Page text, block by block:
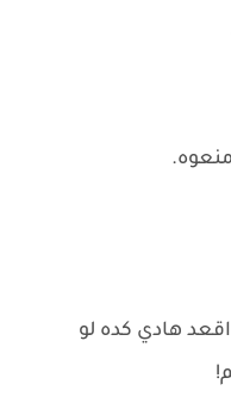
هادي كده لو